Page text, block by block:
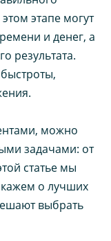
этапе могут
и денег, а
результата.
можно
задачами: от
статье мы
о лучших
выбрать